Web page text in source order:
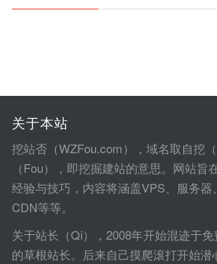
关于本站
挖站否（WZFou.com），域名取自挖
（Fou），即挖掘建站的意思。网站旨
经验与技巧，内容将涵盖VPS、服务器
CDN等等。
关于站长（Qi），2008年开始混迹于
的草根站长。后来自己摸爬滚打开始潜